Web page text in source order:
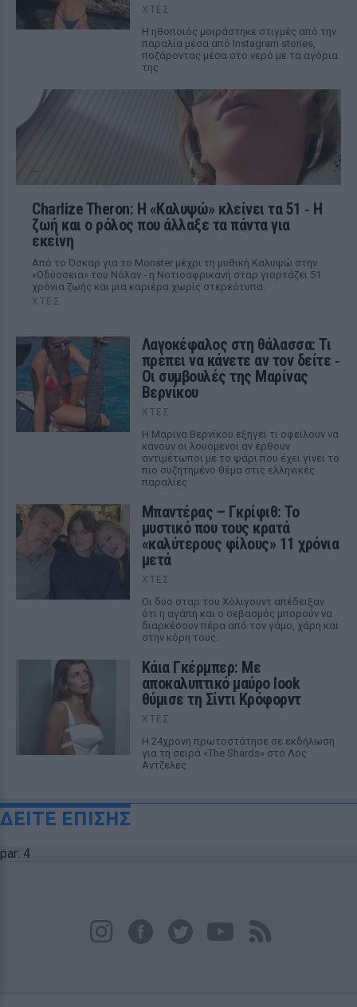
ΧΤΕΣ
Η ηθοποιός μοιράστηκε στιγμές από την
παραλία μέσα από Instagram stories,
ποζάροντας μέσα στο νερό με τα αγόρια
της
Charlize Theron: Η «Καλυψώ» κλείνει τα 51 ‑ H
ζωή και ο ρόλος που άλλαξε τα πάντα για
εκείνη
Από το Όσκαρ για το Monster μέχρι τη μυθική Καλυψώ στην
«Οδύσσεια» του Νόλαν - η Νοτιοαφρικανή σταρ γιορτάζει 51
χρόνια ζωής και μια καριέρα χωρίς στερεότυπα.
ΧΤΕΣ
Λαγοκέφαλος στη θάλασσα: Τι
πρέπει να κάνετε αν τον δείτε ‑
Οι συμβουλές της Μαρίνας
Βερνίκου
ΧΤΕΣ
Η Μαρίνα Βερνίκου εξηγεί τι οφείλουν να
κάνουν οι λουόμενοι αν έρθουν
αντιμέτωποι με το ψάρι που έχει γίνει το
πιο συζητημένο θέμα στις ελληνικές
παραλίες
Μπαντέρας – Γκρίφιθ: Το
μυστικό που τους κρατά
«καλύτερους φίλους» 11 χρόνια
μετά
ΧΤΕΣ
Οι δύο σταρ του Χόλιγουντ απέδειξαν
ότι η αγάπη και ο σεβασμός μπορούν να
διαρκέσουν πέρα από τον γάμο, χάρη και
στην κόρη τους.
Κάια Γκέρμπερ: Με
αποκαλυπτικό μαύρο look
θύμισε τη Σίντι Κρόφορντ
ΧΤΕΣ
Η 24χρονη πρωτοστάτησε σε εκδήλωση
για τη σειρά «The Shards» στο Λος
Αντζελες
ΔΕΙΤΕ ΕΠΙΣΗΣ
par: 4